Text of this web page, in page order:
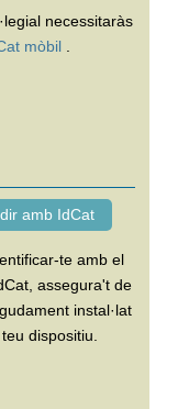
necessitaràs
mòbil
te amb el
assegura't de
instal·lat
dispositiu.